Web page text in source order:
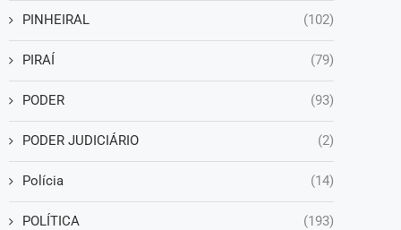
PINHEIRAL (102)
PIRAÍ (79)
PODER (93)
PODER JUDICIÁRIO (2)
Polícia (14)
POLÍTICA (193)